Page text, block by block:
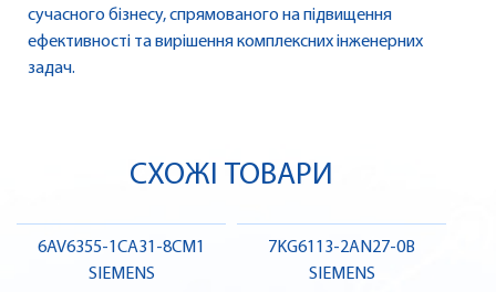
сучасного бізнесу, спрямованого на підвищення
ефективності та вирішення комплексних інженерних
задач.
СХОЖІ ТОВАРИ
6AV6355-1CA31-8CM1
SIEMENS
7KG6113-2AN27-0B
SIEMENS